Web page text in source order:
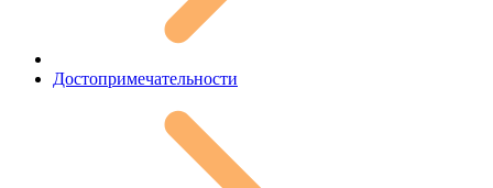
Достопримечательности